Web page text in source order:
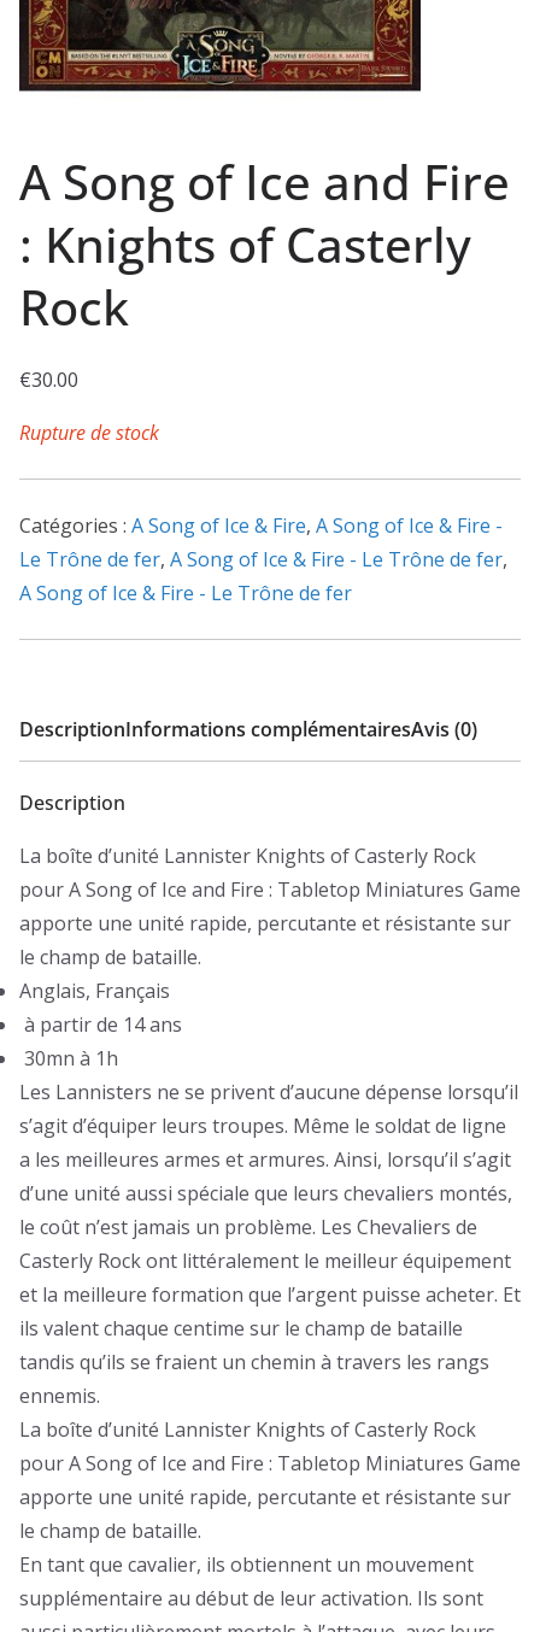
A Song of Ice and Fire
: Knights of Casterly
Rock
€30.00
Rupture de stock
Catégories : A Song of Ice & Fire, A Song of Ice & Fire -
Le Trône de fer, A Song of Ice & Fire - Le Trône de fer,
A Song of Ice & Fire - Le Trône de fer
DescriptionInformations complémentairesAvis (0)
Description
La boîte d’unité Lannister Knights of Casterly Rock
pour A Song of Ice and Fire : Tabletop Miniatures Game
apporte une unité rapide, percutante et résistante sur
le champ de bataille.
Anglais, Français
à partir de 14 ans
30mn à 1h
Les Lannisters ne se privent d’aucune dépense lorsqu’il
s’agit d’équiper leurs troupes. Même le soldat de ligne
a les meilleures armes et armures. Ainsi, lorsqu’il s’agit
d’une unité aussi spéciale que leurs chevaliers montés,
le coût n’est jamais un problème. Les Chevaliers de
Casterly Rock ont littéralement le meilleur équipement
et la meilleure formation que l’argent puisse acheter. Et
ils valent chaque centime sur le champ de bataille
tandis qu’ils se fraient un chemin à travers les rangs
ennemis.
La boîte d’unité Lannister Knights of Casterly Rock
pour A Song of Ice and Fire : Tabletop Miniatures Game
apporte une unité rapide, percutante et résistante sur
le champ de bataille.
En tant que cavalier, ils obtiennent un mouvement
supplémentaire au début de leur activation. Ils sont